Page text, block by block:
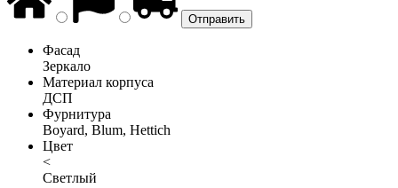
Фасад
Зеркало
Материал корпуса
ДСП
Фурнитура
Boyard, Blum, Hettich
Цвет
<
Светлый